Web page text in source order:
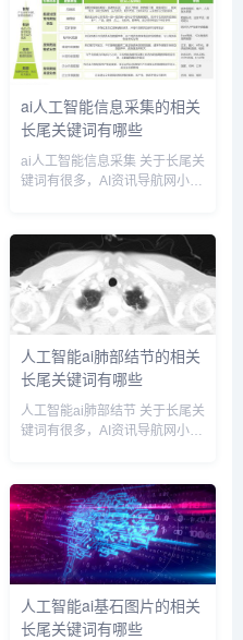
词有以下这些： 人工智能的ai软
件有哪些,...
ai人工智能信息采集的相关
长尾关键词有哪些
ai人工智能信息采集 关于长尾关
键词有很多，AI资讯导航网小编
长尾关键词有以下这些： ai人工
智能信息采集...
人工智能ai肺部结节的相关
长尾关键词有哪些
人工智能ai肺部结节 关于长尾关
键词有很多，AI资讯导航网小编
键词。 人工智能ai肺部结节相关
长尾关键词有以下这些： 人工
智能 肺结节,人...
人工智能ai基石图片的相关
长尾关键词有哪些